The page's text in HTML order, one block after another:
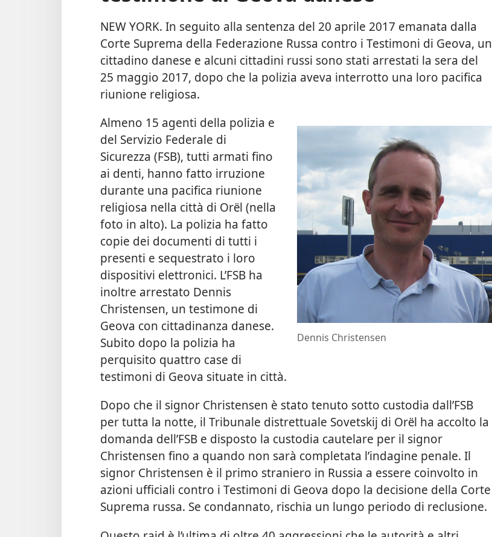
NEW YORK. In seguito alla sentenza del 20 aprile 2017 emanata dalla
Corte Suprema della Federazione Russa contro i Testimoni di Geova, un
cittadino danese e alcuni cittadini russi sono stati arrestati la sera del
25 maggio 2017, dopo che la polizia aveva interrotto una loro pacifica
riunione religiosa.
Dennis Christensen
Almeno 15 agenti della polizia e
del Servizio Federale di
Sicurezza (FSB), tutti armati fino
ai denti, hanno fatto irruzione
durante una pacifica riunione
religiosa nella città di Orёl (nella
foto in alto). La polizia ha fatto
copie dei documenti di tutti i
presenti e sequestrato i loro
dispositivi elettronici. L’FSB ha
inoltre arrestato Dennis
Christensen, un testimone di
Geova con cittadinanza danese.
Subito dopo la polizia ha
perquisito quattro case di
testimoni di Geova situate in città.
Dopo che il signor Christensen è stato tenuto sotto custodia dall’FSB
per tutta la notte, il Tribunale distrettuale Sovetskij di Orёl ha accolto la
domanda dell’FSB e disposto la custodia cautelare per il signor
Christensen fino a quando non sarà completata l’indagine penale. Il
signor Christensen è il primo straniero in Russia a essere coinvolto in
azioni ufficiali contro i Testimoni di Geova dopo la decisione della Corte
Suprema russa. Se condannato, rischia un lungo periodo di reclusione.